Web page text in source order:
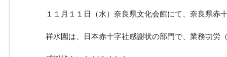
１１月１１日（水）奈良県文化会館にて、奈良県赤
祥水園は、日本赤十字社感謝状の部門で、業務功労